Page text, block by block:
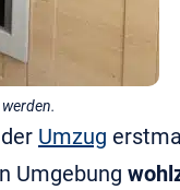
Umzug
Umgebung